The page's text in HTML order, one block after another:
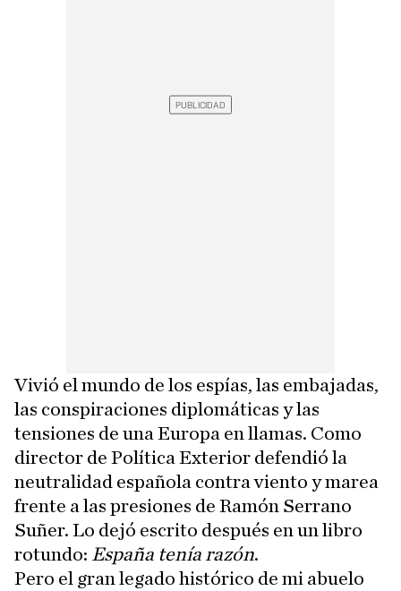
Vivió el mundo de los espías, las embajadas,
las conspiraciones diplomáticas y las
tensiones de una Europa en llamas. Como
director de Política Exterior defendió la
neutralidad española contra viento y marea
frente a las presiones de Ramón Serrano
Suñer. Lo dejó escrito después en un libro
rotundo: España tenía razón.
Pero el gran legado histórico de mi abuelo